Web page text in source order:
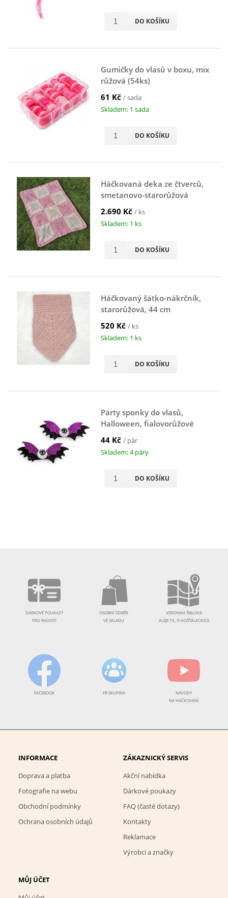
DO KOŠÍKU
Gumičky do vlasů v boxu, mix
růžová (54ks)
61 Kč / sada
Skladem: 1 sada
DO KOŠÍKU
Háčkovaná deka ze čtverců,
smetanovo-starorůžová
2.690 Kč / ks
Skladem: 1 ks
DO KOŠÍKU
Háčkovaný šátko-nákrčník,
starorůžová, 44 cm
520 Kč / ks
Skladem: 1 ks
DO KOŠÍKU
Párty sponky do vlasů,
Halloween, fialovorůžové
44 Kč / pár
Skladem: 4 páry
DO KOŠÍKU
DÁRKOVÉ POUKAZY
PRO RADOST
OSOBNÍ ODBĚR
VE SKLADU
VERONIKA ŠIBLOVÁ
ALEJE 75, !!! HOŠŤÁLKOVICE
FACEBOOK FB SKUPINA
NÁVODY
NA HÁČKOVÁNÍ
INFORMACE
Doprava a platba
Fotografie na webu
Obchodní podmínky
Ochrana osobních údajů
ZÁKAZNICKÝ SERVIS
Akční nabídka
Dárkové poukazy
FAQ (časté dotazy)
Kontakty
Reklamace
Výrobci a značky
MŮJ ÚČET